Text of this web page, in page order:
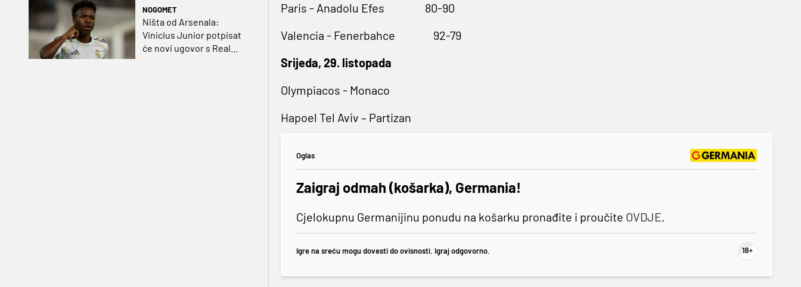
NOGOMET
Ništa od Arsenala:
Vinicius Junior potpisat
će novi ugovor s Real
Paris - Anadolu Efes 80-90
Valencia - Fenerbahce 92-79
Srijeda, 29. listopada
Olympiacos - Monaco
Hapoel Tel Aviv – Partizan
Oglas
Zaigraj odmah (košarka), Germania!
Cjelokupnu Germanijinu ponudu na košarku pronađite i proučite OVDJE.
Igre na sreću mogu dovesti do ovisnosti. Igraj odgovorno.